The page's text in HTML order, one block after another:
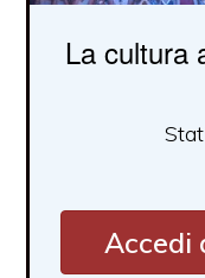
La cultura
Accedi